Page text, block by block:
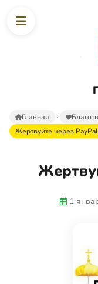
Главная
Жертвуйте через
1